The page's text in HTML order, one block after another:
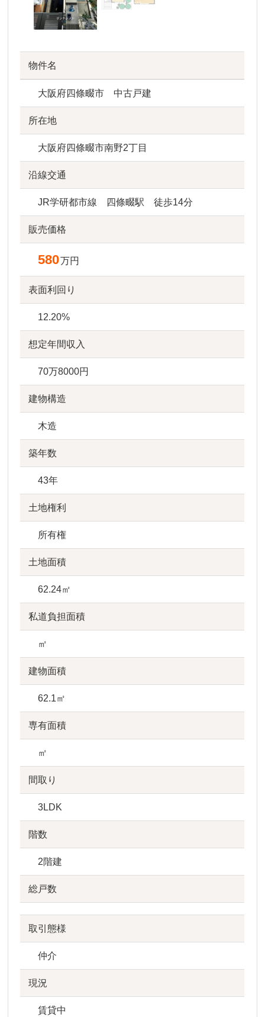
物件名
大阪府四條畷市 中古戸建
所在地
大阪府四條畷市南野2丁目
沿線交通
JR学研都市線 四條畷駅 徒歩14分
販売価格
580万円
表面利回り
12.20%
想定年間収入
70万8000円
建物構造
木造
築年数
43年
土地権利
所有権
土地面積
62.24㎡
私道負担面積
㎡
建物面積
62.1㎡
専有面積
㎡
間取り
3LDK
階数
2階建
総戸数
取引態様
仲介
現況
賃貸中